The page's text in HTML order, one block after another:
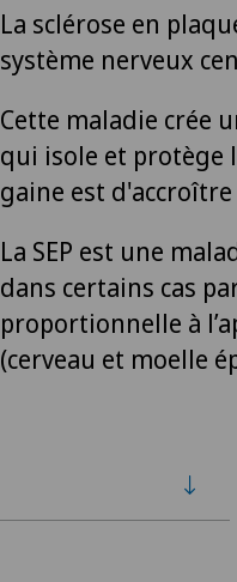
La sclérose en
système nerveux
Cette maladie crée
qui isole et protège
gaine est
La SEP est une
dans certains cas
proportionnelle à
(cerveau et moelle